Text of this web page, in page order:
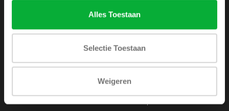
Alles Toestaan
Selectie Toestaan
Weigeren
Privacy Policy
Sitemap
Traveling Tailor